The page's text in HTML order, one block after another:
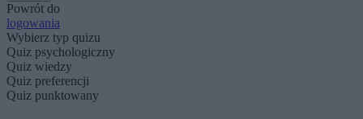
Powrót do
logowania
Wybierz typ quizu
Quiz psychologiczny
Quiz wiedzy
Quiz preferencji
Quiz punktowany